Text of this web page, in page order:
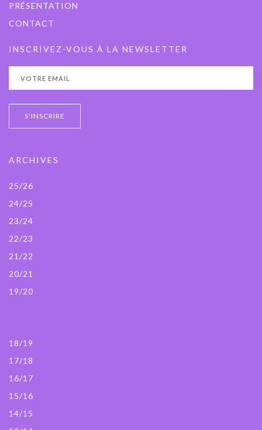
PRÉSENTATION
CONTACT
INSCRIVEZ-VOUS À LA NEWSLETTER
ARCHIVES
25/26
24/25
23/24
22/23
21/22
20/21
19/20
18/19
17/18
16/17
15/16
14/15